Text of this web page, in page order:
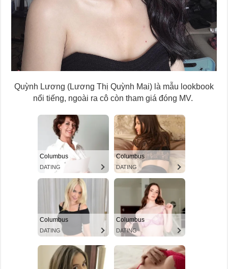
Quỳnh Lương (Lương Thị Quỳnh Mai) là mẫu lookbook
nổi tiếng, ngoài ra cô còn tham giá đóng MV.